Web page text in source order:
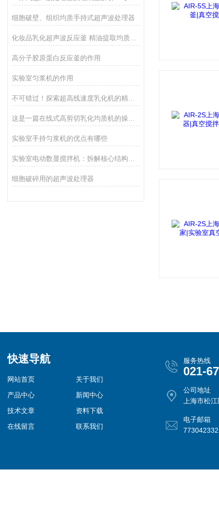
细胞破壁、组织均质手持式超声波处理器
高分子胶原蛋白反应釜的作用
实验室匀浆机的作用
实验室手持匀浆机的优点有哪些
细胞破碎用的超声波处理器
快速导航
网站首页
关于我们
产品中心
新闻中心
技术文章
资料下载
在线留言
联系我们
服务热线
021-
公司地址
上海市松
电子邮箱